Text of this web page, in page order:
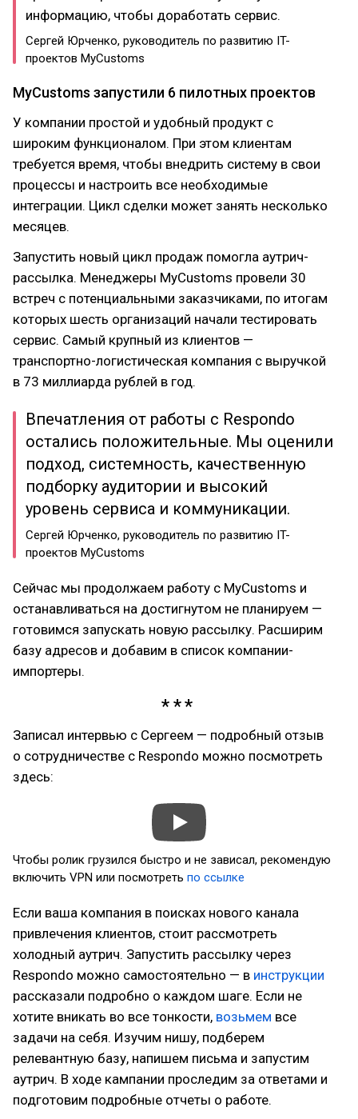
информацию, чтобы доработать сервис.
Сергей Юрченко, руководитель по развитию IT-
проектов MyСustoms
MyCustoms запустили 6 пилотных проектов
У компании простой и удобный продукт с
широким функционалом. При этом клиентам
требуется время, чтобы внедрить систему в свои
процессы и настроить все необходимые
интеграции. Цикл сделки может занять несколько
месяцев.
Запустить новый цикл продаж помогла аутрич-
рассылка. Менеджеры MyCustoms провели 30
встреч с потенциальными заказчиками, по итогам
которых шесть организаций начали тестировать
сервис. Самый крупный из клиентов —
транспортно-логистическая компания с выручкой
в 73 миллиарда рублей в год.
Впечатления от работы с Respondo
остались положительные. Мы оценили
подход, системность, качественную
подборку аудитории и высокий
уровень сервиса и коммуникации.
Сергей Юрченко, руководитель по развитию IT-
проектов MyСustoms
Сейчас мы продолжаем работу с MyCustoms и
останавливаться на достигнутом не планируем —
готовимся запускать новую рассылку. Расширим
базу адресов и добавим в список компании-
импортеры.
Записал интервью с Сергеем — подробный отзыв
о сотрудничестве с Respondo можно посмотреть
здесь:
Чтобы ролик грузился быстро и не зависал, рекомендую
включить VPN или посмотреть по ссылке
Если ваша компания в поисках нового канала
привлечения клиентов, стоит рассмотреть
холодный аутрич. Запустить рассылку через
Respondo можно самостоятельно — в инструкции
рассказали подробно о каждом шаге. Если не
хотите вникать во все тонкости, возьмем все
задачи на себя. Изучим нишу, подберем
релевантную базу, напишем письма и запустим
аутрич. В ходе кампании проследим за ответами и
подготовим подробные отчеты о работе.